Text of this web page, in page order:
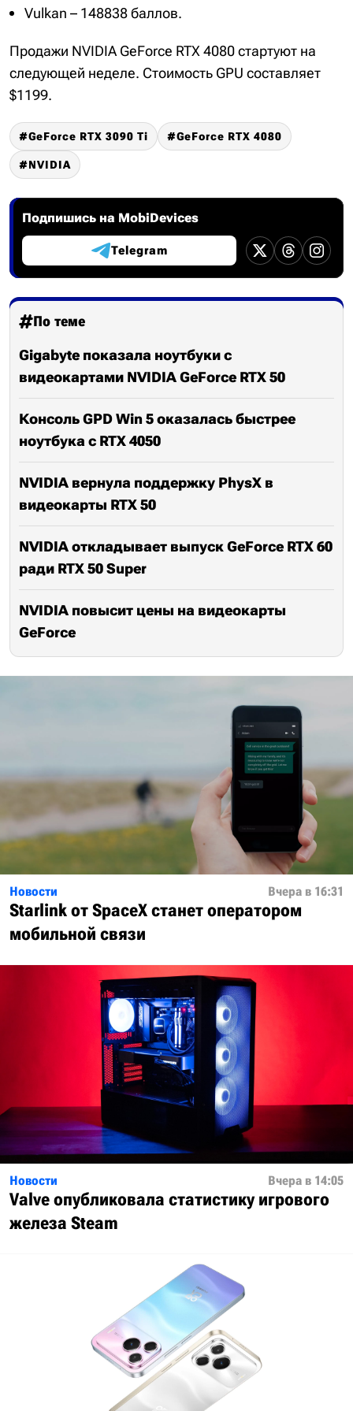
Vulkan – 148838 баллов.
Продажи NVIDIA GeForce RTX 4080 стартуют на
следующей неделе. Стоимость GPU составляет
$1199.
GeForce RTX 3090 Ti GeForce RTX 4080
NVIDIA
Подпишись на MobiDevices
Telegram
По теме
Gigabyte показала ноутбуки с
видеокартами NVIDIA GeForce RTX 50
Консоль GPD Win 5 оказалась быстрее
ноутбука с RTX 4050
NVIDIA вернула поддержку PhysX в
видеокарты RTX 50
NVIDIA откладывает выпуск GeForce RTX 60
ради RTX 50 Super
NVIDIA повысит цены на видеокарты
GeForce
Новости Вчера в 16:31
Starlink от SpaceX станет оператором
мобильной связи
Новости Вчера в 14:05
Valve опубликовала статистику игрового
железа Steam